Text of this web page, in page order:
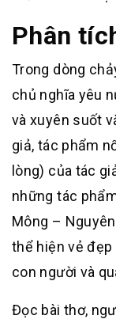
Phân
Trong dòng
chủ nghĩa yêu
và xuyên suốt
giả, tác phẩm
lòng) của tác
những tác
Mông –
thể hiện vẻ
con người và
Đọc bài thơ,